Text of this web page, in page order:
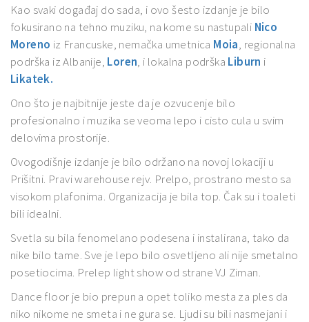
Kao svaki događaj do sada, i ovo šesto izdanje je bilo
fokusirano na tehno muziku, na kome su nastupali Nico
Moreno iz Francuske, nemačka umetnica Moia, regionalna
podrška iz Albanije, Loren, i lokalna podrška Liburn i
Likatek.
Ono što je najbitnije jeste da je ozvucenje bilo
profesionalno i muzika se veoma lepo i cisto cula u svim
delovima prostorije.
Ovogodišnje izdanje je bilo održano na novoj lokaciji u
Prišitni. Pravi warehouse rejv. Prelpo, prostrano mesto sa
visokom plafonima. Organizacija je bila top. Čak su i toaleti
bili idealni.
Svetla su bila fenomelano podesena i instalirana, tako da
nike bilo tame. Sve je lepo bilo osvetljeno ali nije smetalno
posetiocima. Prelep light show od strane VJ Ziman.
Dance floor je bio prepun a opet toliko mesta za ples da
niko nikome ne smeta i ne gura se. Ljudi su bili nasmejani i